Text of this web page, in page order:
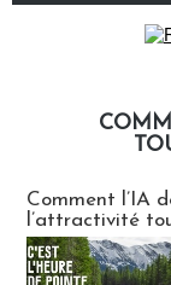
Comment l’IA
l’attractivité